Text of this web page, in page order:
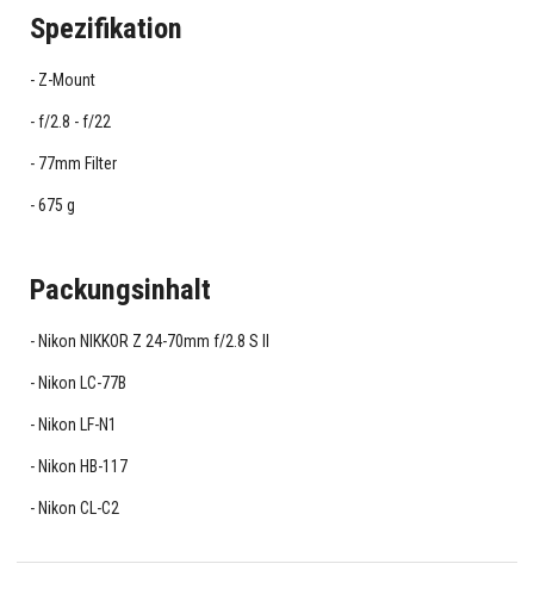
Spezifikation
Z-Mount
f/2.8 - f/22
77mm Filter
675 g
Packungsinhalt
Nikon NIKKOR Z 24-70mm f/2.8 S II
Nikon LC-77B
Nikon LF-N1
Nikon HB-117
Nikon CL-C2